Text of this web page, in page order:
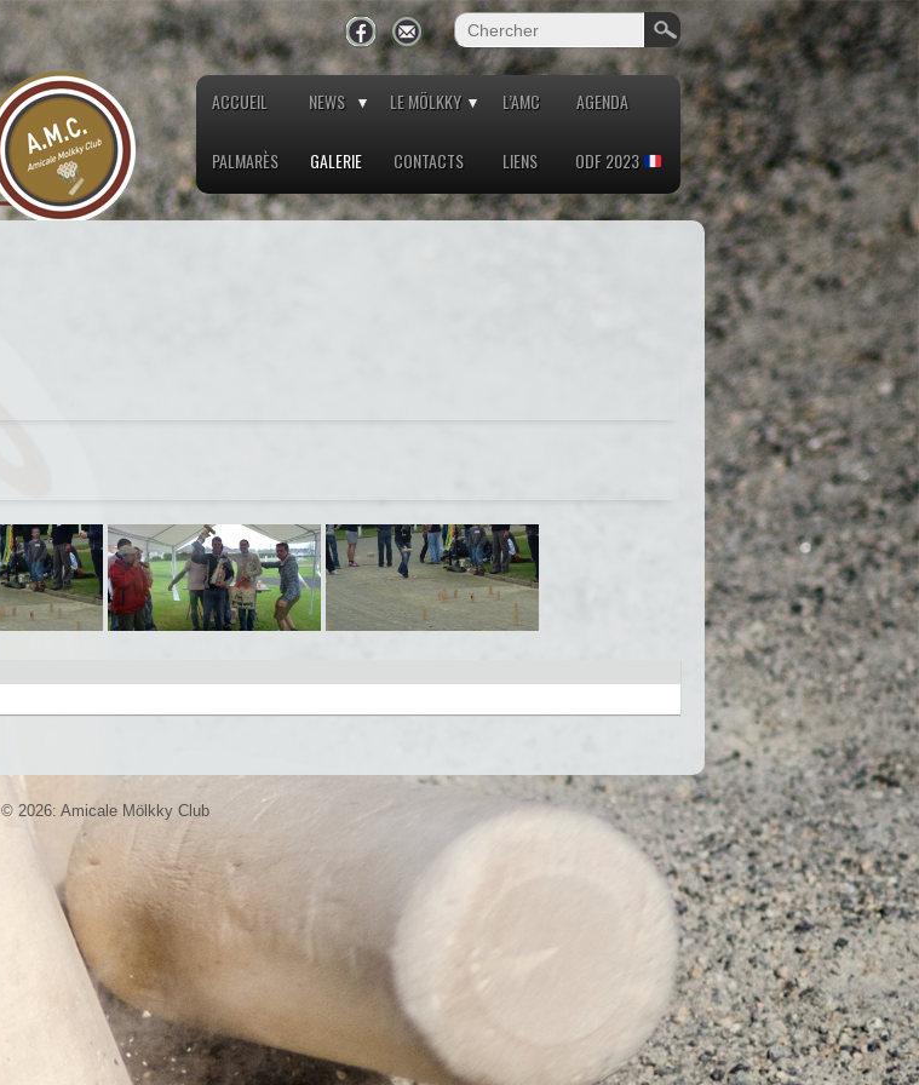
ACCUEIL NEWS LE MÖLKKY L’AMC AGENDA
PALMARÈS GALERIE CONTACTS LIENS ODF 2023
© 2026: Amicale Mölkky Club